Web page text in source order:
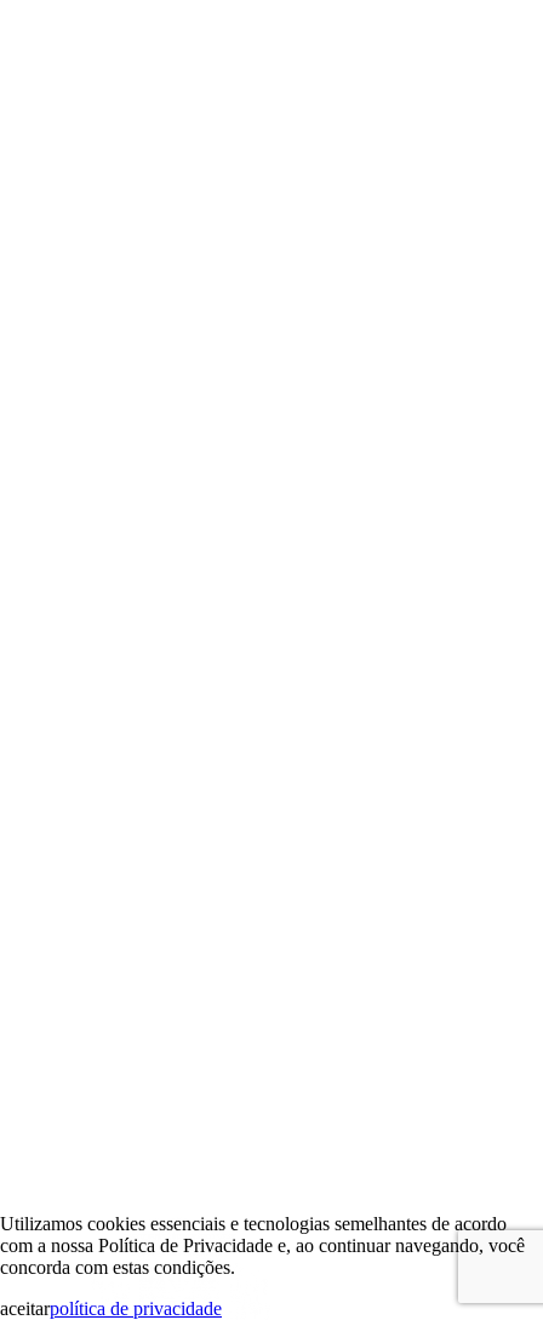
Utilizamos cookies essenciais e tecnologias semelhantes de acordo
com a nossa Política de Privacidade e, ao continuar navegando, você
concorda com estas condições.
aceitarpolítica de privacidade